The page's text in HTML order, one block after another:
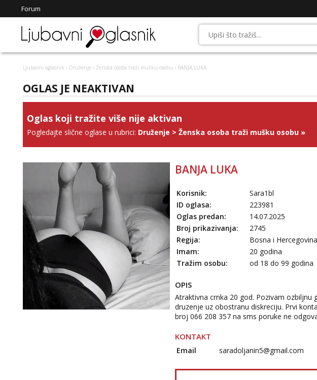
Forum
Ljubavni oglasnik › Druženje › Ženska osoba traži mušku osobu › BANJA LUKA
OGLAS JE NEAKTIVAN
Oglas koji tražite više nije aktivan
Pogledajte slične oglase u rubrici: Druženje > Ženska osoba traži mušku osobu »
BANJA LUKA
Korisnik:
Sara1bl
ID oglasa:
223981
Oglas predan:
14.07.2025
Broj prikazivanja:
2745
Regija:
Bosna i
Imam:
20 godina
Tražim osobu:
od 18 do 99 godina
OPIS
Atraktivna crnka 20 god. Pozivam ozbiljnu
druzenje uz obostranu diskreciju. Prvi
broj 066 208 357 na sms poruke ne
KONTAKT
Email saradoljanin5@gmail.com